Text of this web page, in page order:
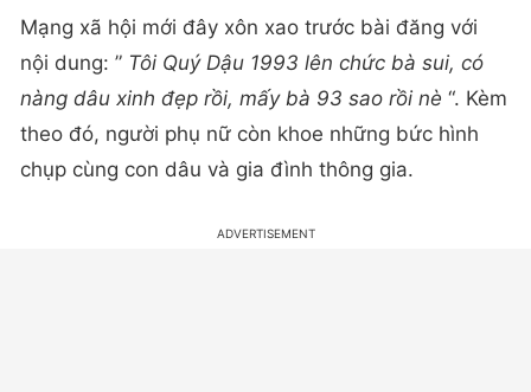
Mạng xã hội mới đây xôn xao trước bài đăng với
nội dung: ” Tôi Quý Dậu 1993 lên chức bà sui, có
nàng dâu xinh đẹp rồi, mấy bà 93 sao rồi nè “. Kèm
theo đó, người phụ nữ còn khoe những bức hình
chụp cùng con dâu và gia đình thông gia.